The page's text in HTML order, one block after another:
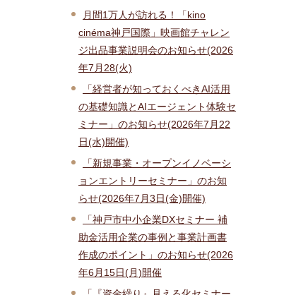
月間1万人が訪れる！「kino
cinéma神戸国際」映画館チャレン
ジ出品事業説明会のお知らせ(2026
年7月28(火)
「経営者が知っておくべきAI活用
の基礎知識とAIエージェント体験セ
ミナー」のお知らせ(2026年7月22
日(水)開催)
「新規事業・オープンイノベーシ
ョンエントリーセミナー」のお知
らせ(2026年7月3日(金)開催)
「神戸市中小企業DXセミナー 補
助金活用企業の事例と事業計画書
作成のポイント」のお知らせ(2026
年6月15日(月)開催